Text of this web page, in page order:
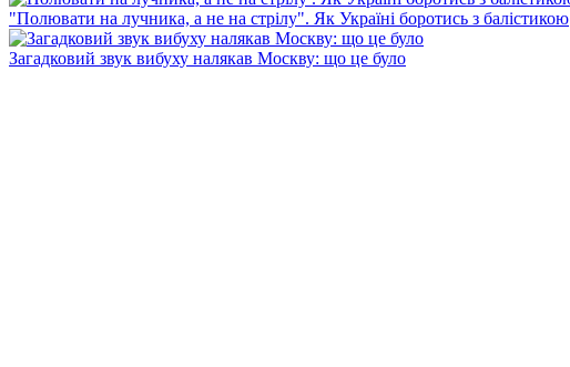
"Полювати на лучника, а не на стрілу". Як Україні боротись з балістикою
Загадковий звук вибуху налякав Москву: що це було